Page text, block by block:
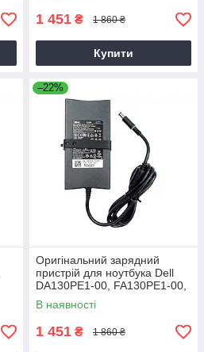
1 451 ₴ 1 860 ₴
Купити
–22%
Оригінальний зарядний
пристрій для ноутбука Dell
DA130PE1-00, FA130PE1-00,
HA130PM160
В наявності
1 451 ₴ 1 860 ₴